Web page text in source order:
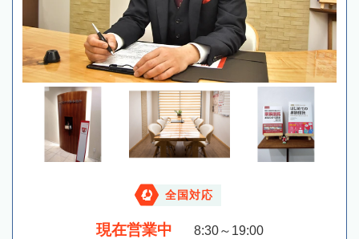
全国対応
現在営業中 8:30～19:00